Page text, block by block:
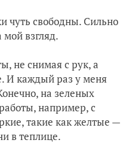
чуть свободны. Сильно
взгляд.
не снимая с рук, а
И каждый раз у меня
на зеленых
например, с
такие как желтые —
в теплице.